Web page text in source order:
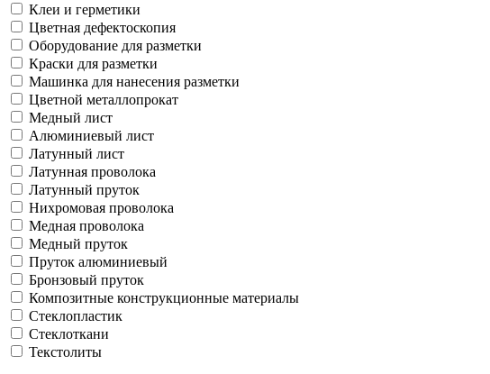
Клеи и герметики
Цветная дефектоскопия
Оборудование для разметки
Краски для разметки
Машинка для нанесения разметки
Цветной металлопрокат
Медный лист
Алюминиевый лист
Латунный лист
Латунная проволока
Латунный пруток
Нихромовая проволока
Медная проволока
Медный пруток
Пруток алюминиевый
Бронзовый пруток
Композитные конструкционные материалы
Стеклопластик
Стеклоткани
Текстолиты